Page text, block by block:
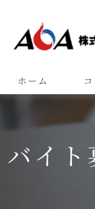
ホーム
バイ